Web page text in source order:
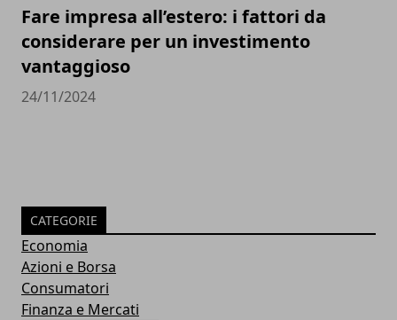
Fare impresa all’estero: i fattori da
considerare per un investimento
vantaggioso
24/11/2024
CATEGORIE
Economia
Azioni e Borsa
Consumatori
Finanza e Mercati